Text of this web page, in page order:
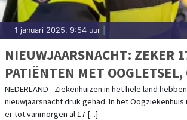
1 januari 2025, 9:54 uur
NIEUWJAARSNACHT: ZEKER
PATIËNTEN MET OOGLETSEL,
ALCOHOLVERGIFTIGING
JONGEREN
NEDERLAND - Ziekenhuizen in het hele land
nieuwjaarsnacht druk gehad. In het
er tot vanmorgen al 17 [...]